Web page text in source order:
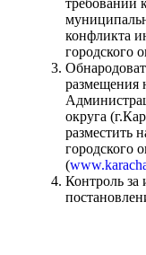
требований
конфликта
городского
размещения
округа
разместить
городского
(
Контроль за